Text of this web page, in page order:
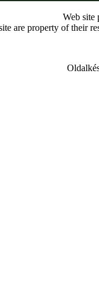
Web site
are property of their